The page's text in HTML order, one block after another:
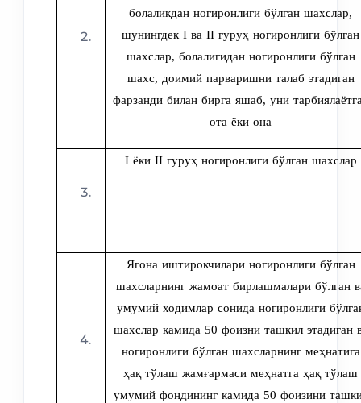
болаликдан ногиронлиги бўлган шахслар,
шунингдек I ва II гуруҳ ногиронлиги бўлган
шахслар, болалигидан ногиронлиги бўлган
шахс, доимий парваришни талаб этадиган
фарзанди билан бирга яшаб, уни
ота ёки она
I ёки II гуруҳ ногиронлиги бўлган шахслар
Ягона иштирокчилари ногиронлиги бўлган
шахсларнинг жамоат бирлашмалари бўлган
умумий ходимлар сонида ногиронлиги
шахслар камида 50 фоизни ташкил этадиган
ногиронлиги бўлган шахсларнинг меҳнатига
ҳақ тўлаш жамғармаси меҳнатга ҳақ тўлаш
умумий фондининг камида 50 фоизини